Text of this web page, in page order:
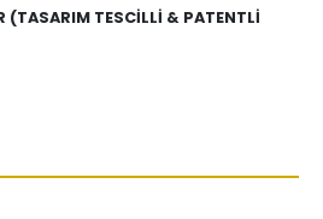
(TASARIM TESCILLI & PATENTLI